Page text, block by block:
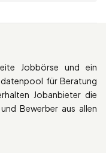
Jobbörse und ein
für Beratung
Jobanbieter die
Bewerber aus allen